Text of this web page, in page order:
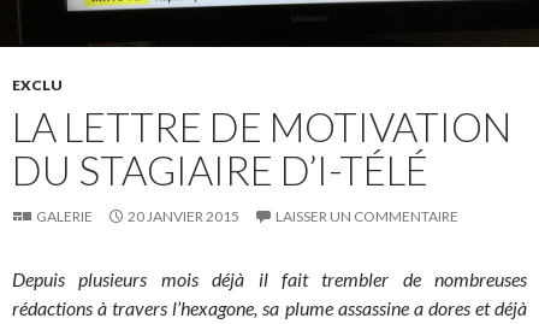
EXCLU
LA LETTRE DE MOTIVATION
DU STAGIAIRE D’I-TÉLÉ
GALERIE 20 JANVIER 2015 LAISSER UN COMMENTAIRE
Depuis plusieurs mois déjà il fait trembler de nombreuses
rédactions à travers l’hexagone, sa plume assassine a dores et déjà